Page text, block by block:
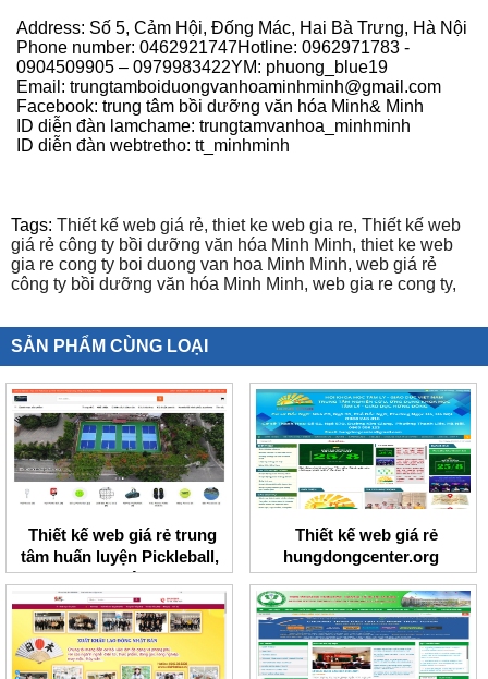
Address: Số 5, Cảm Hội, Đống Mác, Hai Bà Trưng, Hà Nội
Phone number: 0462921747Hotline: 0962971783 -
0904509905 – 0979983422YM: phuong_blue19
Email: trungtamboiduongvanhoaminhminh@gmail.com
Facebook: trung tâm bồi dưỡng văn hóa Minh& Minh
ID diễn đàn lamchame: trungtamvanhoa_minhminh
ID diễn đàn webtretho: tt_minhminh
Tags: Thiết kế web giá rẻ, thiet ke web gia re, Thiết kế web
giá rẻ công ty bồi dưỡng văn hóa Minh Minh, thiet ke web
gia re cong ty boi duong van hoa Minh Minh, web giá rẻ
công ty bồi dưỡng văn hóa Minh Minh, web gia re cong ty,
SẢN PHẨM CÙNG LOẠI
Thiết kế web giá rẻ trung
tâm huấn luyện Pickleball,
Tennis I Việt Nam
Thiết kế web giá rẻ
hungdongcenter.org